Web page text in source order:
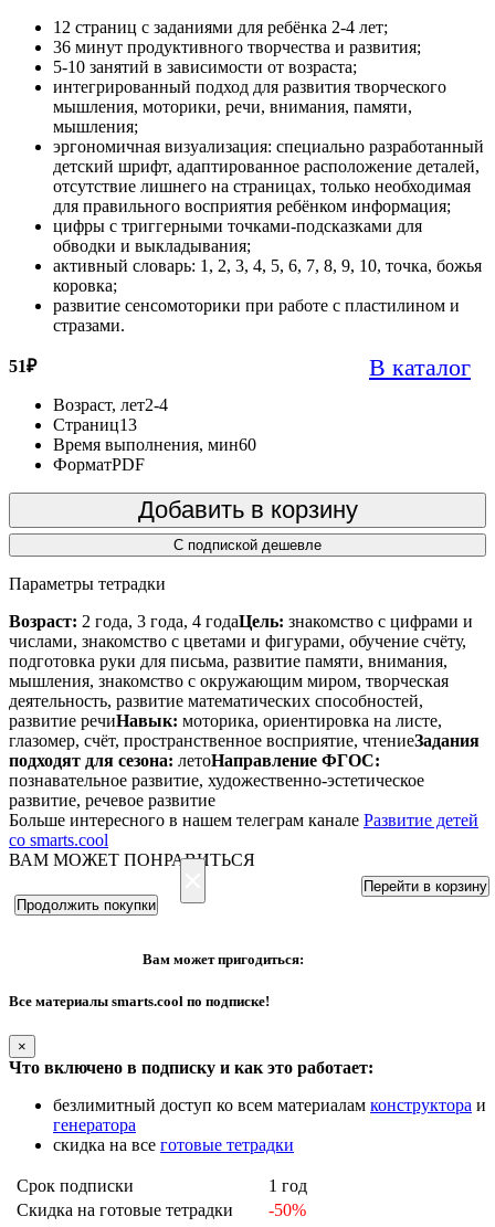
12 страниц с заданиями для ребёнка 2-4 лет;
36 минут продуктивного творчества и развития;
5-10 занятий в зависимости от возраста;
интегрированный подход для развития творческого
мышления, моторики, речи, внимания, памяти,
мышления;
эргономичная визуализация: специально разработанный
детский шрифт, адаптированное расположение деталей,
отсутствие лишнего на страницах, только необходимая
для правильного восприятия ребёнком информация;
цифры с триггерными точками-подсказками для
обводки и выкладывания;
активный словарь: 1, 2, 3, 4, 5, 6, 7, 8, 9, 10, точка, божья
коровка;
развитие сенсомоторики при работе с пластилином и
стразами.
51₽ В каталог
Возраст, лет2-4
Страниц13
Время выполнения, мин60
ФорматPDF
Добавить в корзину
С подпиской дешевле
Параметры тетрадки
Возраст: 2 года, 3 года, 4 годаЦель: знакомство с цифрами и
числами, знакомство с цветами и фигурами, обучение счёту,
подготовка руки для письма, развитие памяти, внимания,
мышления, знакомство с окружающим миром, творческая
деятельность, развитие математических способностей,
развитие речиНавык: моторика, ориентировка на листе,
глазомер, счёт, пространственное восприятие, чтениеЗадания
подходят для сезона: летоНаправление ФГОС:
познавательное развитие, художественно-эстетическое
развитие, речевое развитие
Больше интересного в нашем телеграм канале Развитие детей
со smarts.cool
ВАМ МОЖЕТ ПОНРАВИТЬСЯ
Продолжить покупки
Перейти в корзину
Вам может пригодиться:
Все материалы smarts.cool по подписке!
×
Что включено в подписку и как это работает:
безлимитный доступ ко всем материалам конструктора и
генератора
скидка на все готовые тетрадки
Срок подписки
1 год
Скидка на готовые тетрадки
-50%